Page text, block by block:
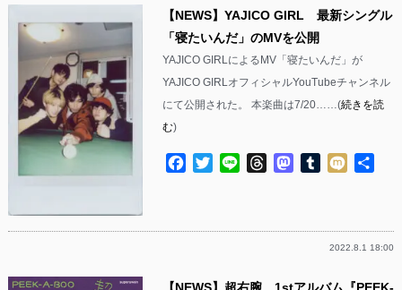
【NEWS】YAJICO GIRL 最新シングル
「寝たいんだ」のMVを公開
YAJICO GIRLによるMV「寝たいんだ」が
YAJICO GIRLオフィシャルYouTubeチャンネル
にて公開された。 本楽曲は7/20……(続きを読
む)
Facebook
TwitterLine ThreadsMastodon
Tumblr
Mixi
2022.8.1 18:00